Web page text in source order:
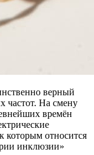
верный
частот. На смену
времён
которым относится
инклюзии»